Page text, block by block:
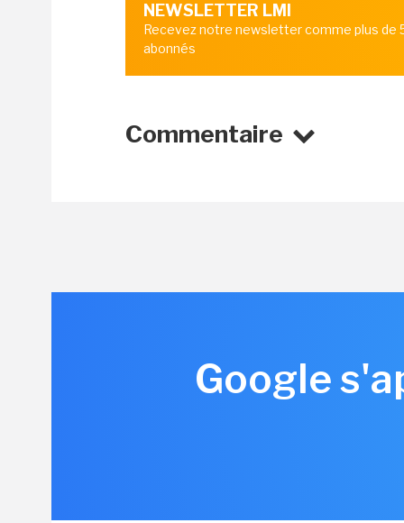
NEWSLETTER LMI
Recevez notre newsletter comme plus
abonnés
Commentaire
Google